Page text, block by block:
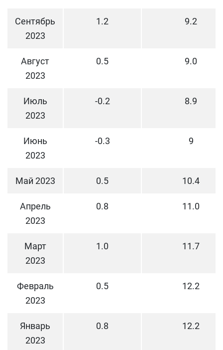
Сентябрь
2023
1.2 9.2
Август
2023
0.5 9.0
Июль
2023
-0.2 8.9
Июнь
2023
-0.3 9
Май 2023 0.5 10.4
Апрель
2023
0.8 11.0
Март
2023
1.0 11.7
Февраль
2023
0.5 12.2
Январь
2023
0.8 12.2